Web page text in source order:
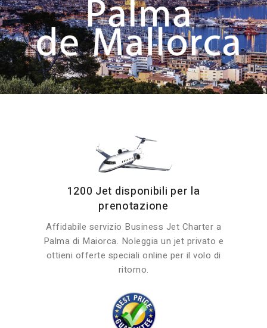
1200 Jet disponibili per la
prenotazione
Affidabile servizio Business Jet Charter a
Palma di Maiorca. Noleggia un jet privato e
ottieni offerte speciali online per il volo di
ritorno.